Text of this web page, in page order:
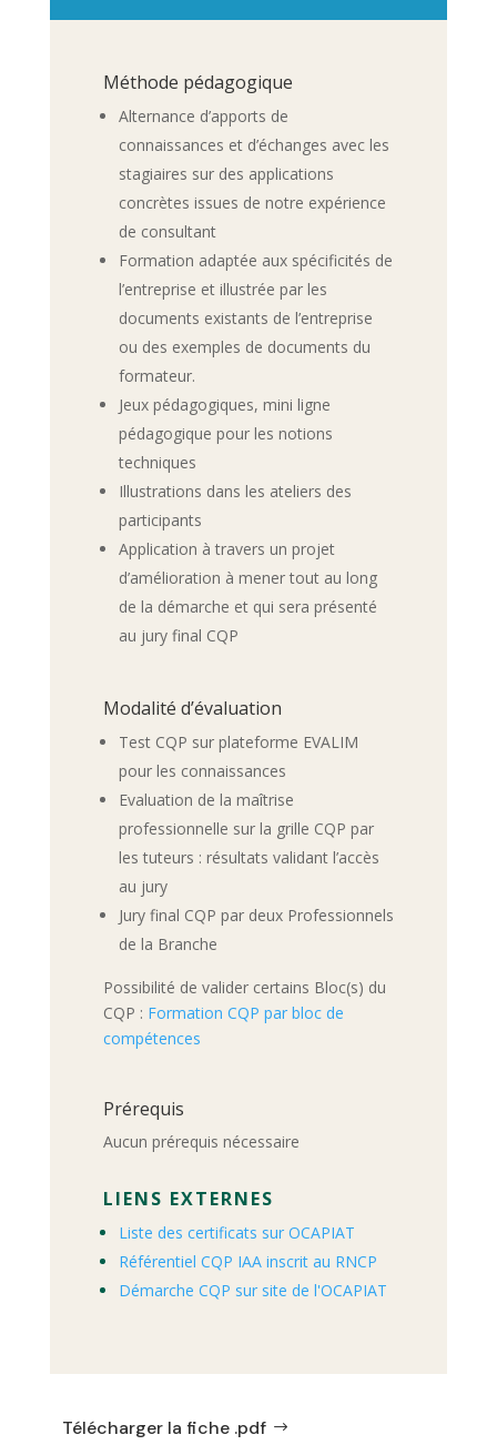
Méthode pédagogique
Alternance d’apports de
connaissances et d’échanges avec les
stagiaires sur des applications
concrètes issues de notre expérience
de consultant
Formation adaptée aux spécificités de
l’entreprise et illustrée par les
documents existants de l’entreprise
ou des exemples de documents du
formateur.
Jeux pédagogiques, mini ligne
pédagogique pour les notions
techniques
Illustrations dans les ateliers des
participants
Application à travers un projet
d’amélioration à mener tout au long
de la démarche et qui sera présenté
au jury final CQP
Modalité d’évaluation
Test CQP sur plateforme EVALIM
pour les connaissances
Evaluation de la maîtrise
professionnelle sur la grille CQP par
les tuteurs : résultats validant l’accès
au jury
Jury final CQP par deux Professionnels
de la Branche
Possibilité de valider certains Bloc(s) du
CQP : Formation CQP par bloc de
compétences
Prérequis
Aucun prérequis nécessaire
LIENS EXTERNES
Liste des certificats sur OCAPIAT
Référentiel CQP IAA inscrit au RNCP
Démarche CQP sur site de l'OCAPIAT
Télécharger la fiche .pdf